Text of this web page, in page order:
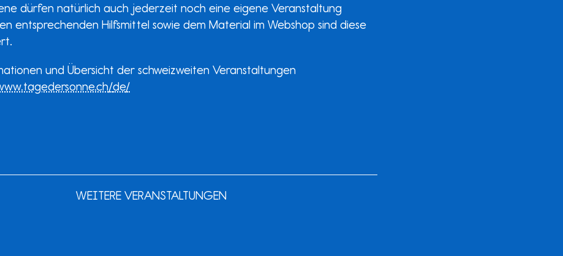
dürfen natürlich auch jederzeit noch eine eigene Veranstaltung
entsprechenden Hilfsmittel sowie dem Material im Webshop sind diese
und Übersicht der schweizweiten Veranstaltungen
de/
WEITERE VERANSTALTUNGEN